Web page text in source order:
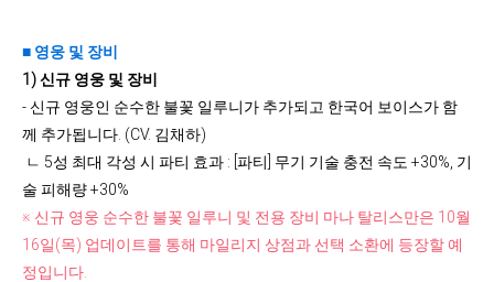
■ 영웅 및 장비
1)신규 영웅 및 장비
- 신규 영웅인 순수한 불꽃 일루니가 추가되고 한국어 보이스가 함
께 추가됩니다. (CV. 김채하)
ㄴ 5성 최대 각성 시 파티 효과 : [파티] 무기 기술 충전 속도 +30%, 기
술 피해량 +30%
※ 신규 영웅 순수한 불꽃 일루니 및 전용 장비 마나 탈리스만은 10월
16일(목) 업데이트를 통해 마일리지 상점과 선택 소환에 등장할 예
정입니다.